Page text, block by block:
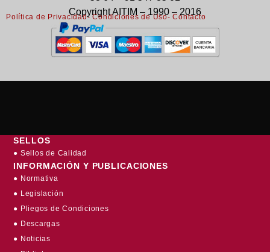
Copyright AITIM – 1990 – 2016
Política de Privacidad- Condiciones de Uso- Contacto
SELLOS
● Sellos de Calidad
INFORMACIÓN Y PUBLICACIONES
● Normativa
● Legislación
● Pliegos de Condiciones
● Descargas
● Noticias